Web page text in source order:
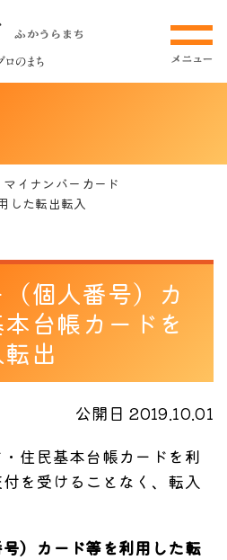
マイナンバーカード
した転出転入
個人番号）カ
台帳カードを
出
公開日 2019.10.01
住民基本台帳カードを利
を受けることなく、転入
）カード等を利用した転